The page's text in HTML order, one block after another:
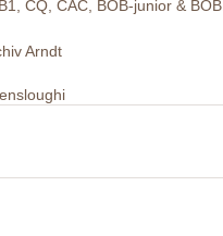
CQ, CAC, BOB-junior & BOB.
Arndt
sloughi